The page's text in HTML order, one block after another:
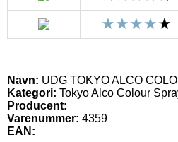
Navn: UDG TOKYO ALCO
Kategori: Tokyo Alco Colour
Producent:
Varenummer: 4359
EAN: